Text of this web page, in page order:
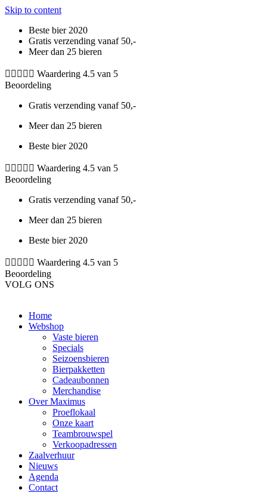
Skip to content
Beste bier 2020
Gratis verzending vanaf 50,-
Meer dan 25 bieren
     Waardering 4.5 van 5
Beoordeling
Gratis verzending vanaf 50,-
Meer dan 25 bieren
Beste bier 2020
     Waardering 4.5 van 5
Beoordeling
Gratis verzending vanaf 50,-
Meer dan 25 bieren
Beste bier 2020
     Waardering 4.5 van 5
Beoordeling
VOLG ONS
Home
Webshop
Vaste bieren
Specials
Seizoensbieren
Bierpakketten
Cadeaubonnen
Merchandise
Over Maximus
Proeflokaal
Onze kaart
Teambrouwspel
Verkoopadressen
Zaalverhuur
Nieuws
Agenda
Contact